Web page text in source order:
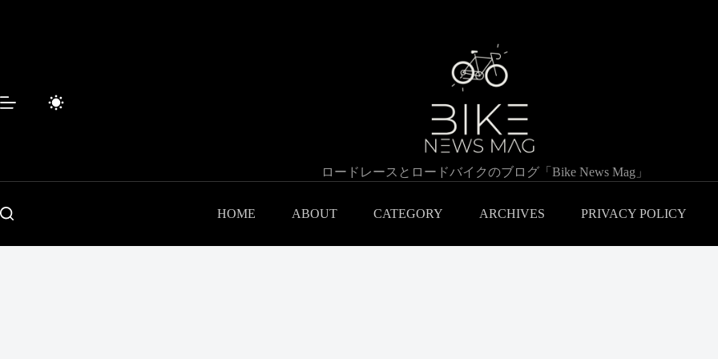
ロードレースとロードバイクのブログ「Bike News Mag」
HOME ABOUT CATEGORY ARCHIVES PRIVACY POLICY